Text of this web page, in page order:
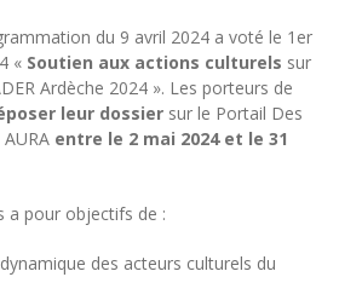
du 9 avril 2024 a voté le 1er
« Soutien aux actions culturels sur
Ardèche 2024 ». Les porteurs de
leur dossier sur le Portail Des
AURA entre le 2mai 2024 et le 31
a pour objectifs de :
des acteurs culturels du